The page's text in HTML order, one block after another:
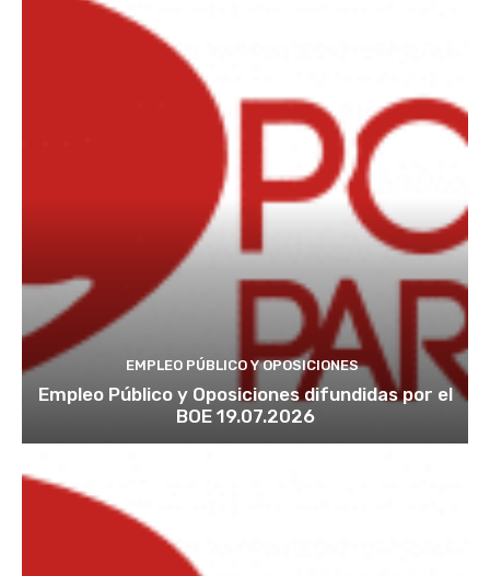
EMPLEO PÚBLICO Y OPOSICIONES
Empleo Público y Oposiciones difundidas por el
BOE 19.07.2026